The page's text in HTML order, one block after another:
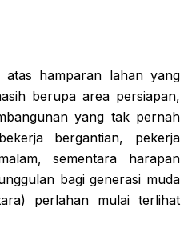
atas hamparan lahan yang
berupa area persiapan,
yang tak pernah
bergantian, pekerja
sementara harapan
bagi generasi muda
perlahan mulai terlihat